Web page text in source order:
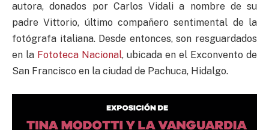
autora, donados por Carlos Vidali a nombre de su
padre Vittorio, último compañero sentimental de la
fotógrafa italiana. Desde entonces, son resguardados
en la Fototeca Nacional, ubicada en el Exconvento de
San Francisco en la ciudad de Pachuca, Hidalgo.